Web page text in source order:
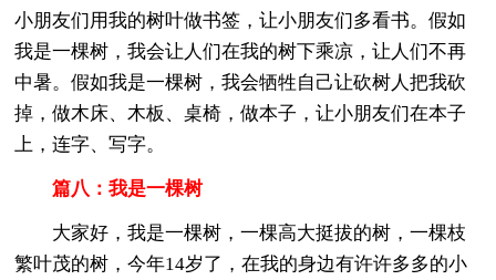
小朋友们用我的树叶做书签，让小朋友们多看书。假如
我是一棵树，我会让人们在我的树下乘凉，让人们不再
中暑。假如我是一棵树，我会牺牲自己让砍树人把我砍
掉，做木床、木板、桌椅，做本子，让小朋友们在本子
上，连字、写字。
篇八：我是一棵树
大家好，我是一棵树，一棵高大挺拔的树，一棵枝
繁叶茂的树，今年14岁了，在我的身边有许许多多的小